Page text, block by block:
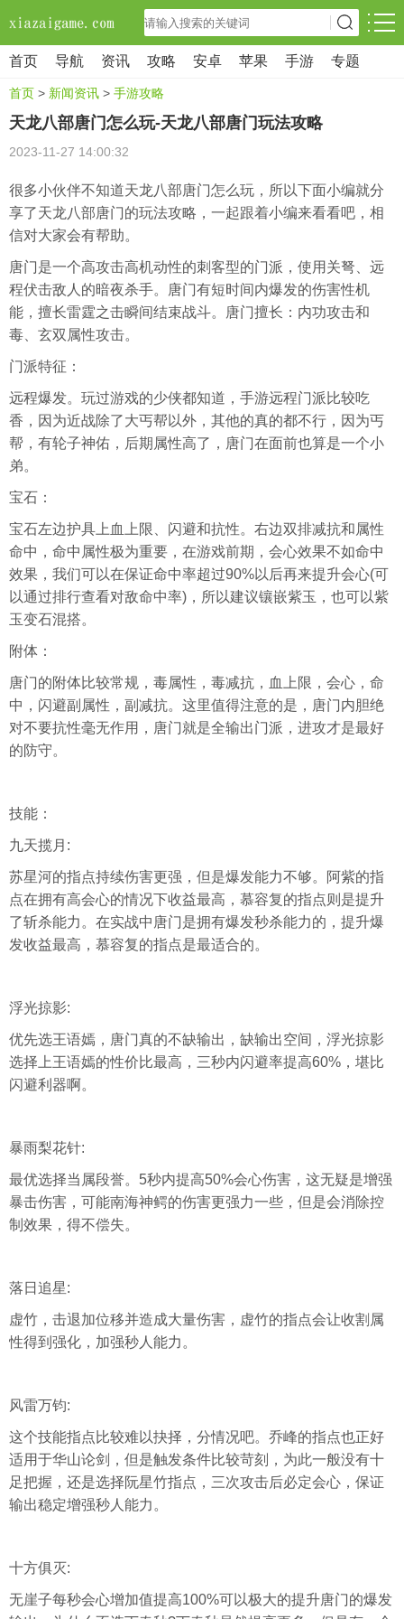
首页 导航 资讯 攻略 安卓 苹果 手游 专题
首页 > 新闻资讯 > 手游攻略
天龙八部唐门怎么玩-天龙八部唐门玩法攻略
2023-11-27 14:00:32
很多小伙伴不知道天龙八部唐门怎么玩，所以下面小编就分
享了天龙八部唐门的玩法攻略，一起跟着小编来看看吧，相
信对大家会有帮助。
唐门是一个高攻击高机动性的刺客型的门派，使用关弩、远
程伏击敌人的暗夜杀手。唐门有短时间内爆发的伤害性机
能，擅长雷霆之击瞬间结束战斗。唐门擅长：内功攻击和
毒、玄双属性攻击。
门派特征：
远程爆发。玩过游戏的少侠都知道，手游远程门派比较吃
香，因为近战除了大丐帮以外，其他的真的都不行，因为丐
帮，有轮子神佑，后期属性高了，唐门在面前也算是一个小
弟。
宝石：
宝石左边护具上血上限、闪避和抗性。右边双排减抗和属性
命中，命中属性极为重要，在游戏前期，会心效果不如命中
效果，我们可以在保证命中率超过90%以后再来提升会心(可
以通过排行查看对敌命中率)，所以建议镶嵌紫玉，也可以紫
玉变石混搭。
附体：
唐门的附体比较常规，毒属性，毒减抗，血上限，会心，命
中，闪避副属性，副减抗。这里值得注意的是，唐门内胆绝
对不要抗性毫无作用，唐门就是全输出门派，进攻才是最好
的防守。
技能：
九天揽月:
苏星河的指点持续伤害更强，但是爆发能力不够。阿紫的指
点在拥有高会心的情况下收益最高，慕容复的指点则是提升
了斩杀能力。在实战中唐门是拥有爆发秒杀能力的，提升爆
发收益最高，慕容复的指点是最适合的。
浮光掠影:
优先选王语嫣，唐门真的不缺输出，缺输出空间，浮光掠影
选择上王语嫣的性价比最高，三秒内闪避率提高60%，堪比
闪避利器啊。
暴雨梨花针:
最优选择当属段誉。5秒内提高50%会心伤害，这无疑是增强
暴击伤害，可能南海神鳄的伤害更强力一些，但是会消除控
制效果，得不偿失。
落日追星:
虚竹，击退加位移并造成大量伤害，虚竹的指点会让收割属
性得到强化，加强秒人能力。
风雷万钧:
这个技能指点比较难以抉择，分情况吧。乔峰的指点也正好
适用于华山论剑，但是触发条件比较苛刻，为此一般没有十
足把握，还是选择阮星竹指点，三次攻击后必定会心，保证
输出稳定增强秒人能力。
十方俱灭:
无崖子每秒会心增加值提高100%可以极大的提升唐门的爆发